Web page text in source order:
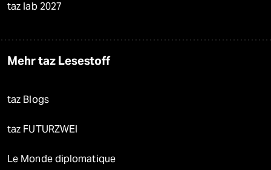
taz lab 2027
Mehr taz Lesestoff
taz Blogs
taz FUTURZWEI
Le Monde diplomatique